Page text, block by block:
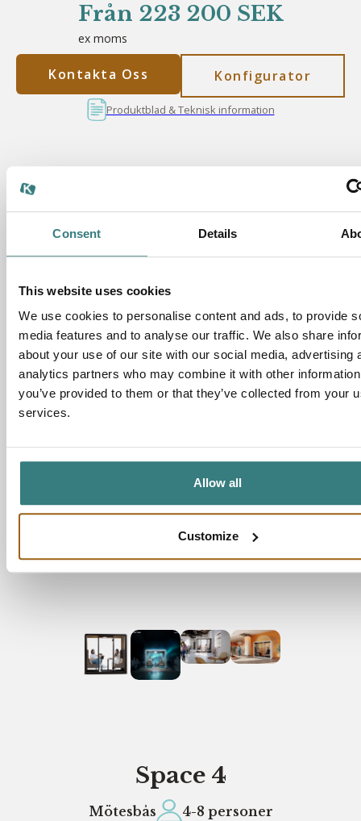
Consent Details
This website uses cookies
We use cookies to personalise content and ads, to provide
media features and to analyse our traffic. We also share
about your use of our site with our social media, advertising
analytics partners who may combine it with other
you’ve provided to them or that they’ve collected from your
services.
Allow all
Customize
Från 223 200 SEK
ex moms
Kontakta Oss Konfigurator
Produktblad & Teknisk information
Space 4
Mötesbås 4-8 personer